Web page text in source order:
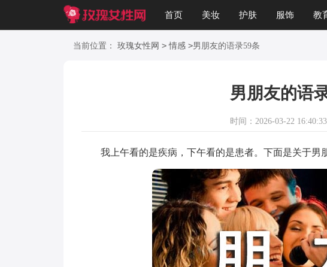
首页 美妆 护肤 服饰 教
美文 知识 起名
当前位置： 玫瑰女性网 > 情感 >男朋友的语录59条
男朋友的语
时间：2026-03-22 16:40:33
我上午看的是疾病，下午看的是患者。下面是关于男朋